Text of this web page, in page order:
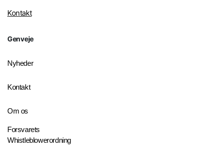
Kontakt
Genveje
Nyheder
Kontakt
Om os
Forsvarets
Whistleblowerordning